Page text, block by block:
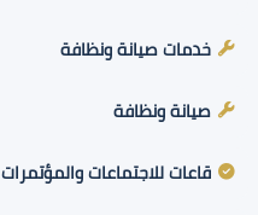
خدمات صيانة ونظافة
صيانة ونظافة
قاعات للاجتماعات والمؤتمرات